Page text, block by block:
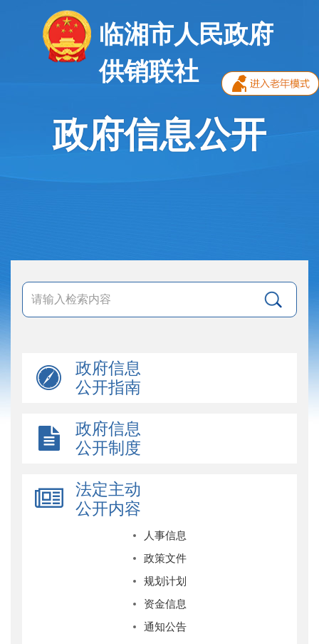
临湘市人民政府
供销联社
政府信息公开
政府信息
公开指南
政府信息
公开制度
法定主动
公开内容
人事信息
政策文件
规划计划
资金信息
通知公告